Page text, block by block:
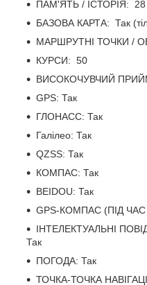
ПАМ'ЯТЬ / ІСТОРІЯ:
БАЗОВА КАРТА: Так
МАРШРУТНІ ТОЧКИ /
КУРСИ: 50
ВИСОКОЧУВЧИЙ
GPS: Так
ГЛОНАСС: Так
Галілео: Так
QZSS: Так
КОМПАС: Так
BEIDOU: Так
GPS-КОМПАС (ПІД ЧАС
ІНТЕЛЕКТУАЛЬНІ
Так
ПОГОДА: Так
ТОЧКА-ТОЧКА